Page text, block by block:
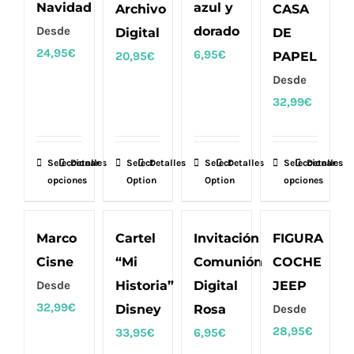
producto
pueden
elegir
producto
se
elegir
producto
se
elegir
en
la
producto
Navidad
Desde
24,95€
Seleccionar
opciones
Este
producto
Detalles
Archivo
Digital
20,95€
Select
Option
Detalles
azul y
dorado
6,95€
Select
Option
Detalles
CASA
DE
PAPEL
Desde
32,99€
Seleccionar
opciones
Este
producto
múltiples
Detalles
Marco
Cisne
Desde
32,99€
Cartel
“Mi
Historia”
Disney
33,95€
Invitación
Comunión
Digital
Rosa
6,95€
FIGURA
COCHE
JEEP
Desde
28,95€